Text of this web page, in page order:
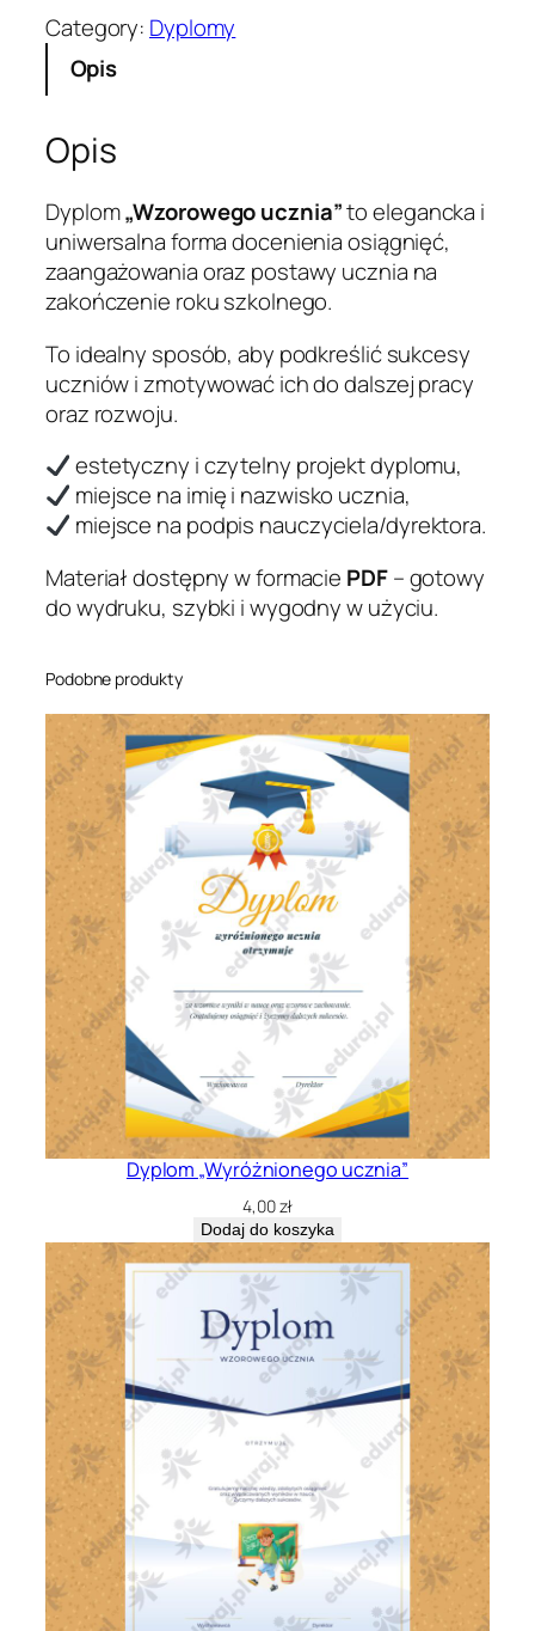
o
ś
y
p
l
o
m
„
W
z
o
r
w
e
g
u
c
n
Category: Dyplomy
Opis
Opis
Dyplom„Wzorowego ucznia”to elegancka i
uniwersalna forma docenienia osiągnięć,
zaangażowania oraz postawy ucznia na
zakończenie roku szkolnego.
To idealny sposób, aby podkreślić sukcesy
uczniów i zmotywować ich do dalszej pracy
oraz rozwoju.
estetyczny i czytelny projekt dyplomu,
miejsce na imię i nazwisko ucznia,
miejsce na podpis nauczyciela/dyrektora.
Materiał dostępny w formacie PDF– gotowy
do wydruku, szybki i wygodny w użyciu.
Podobne produkty
Dyplom „Wyróżnionego ucznia”
4,00zł
Dodaj do koszyka